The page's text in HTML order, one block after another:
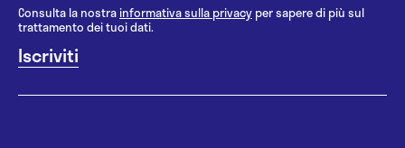
Consulta la nostrainformativa sulla privacy per sapere di più sul
trattamento dei tuoi dati.